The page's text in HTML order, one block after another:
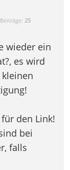
Beiträge: 25
wieder ein
es wird
den Link!
bei
falls